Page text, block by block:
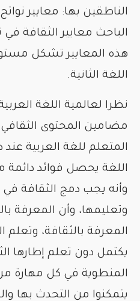
الناطقين بها: معايير
الباحث معايير الثقافة في
هذه المعايير تشكل
اللغة الثانية.
نظرا لعالمية اللغة
مضامين المحتوى الثقافي
المتعلم للغة العربية
اللغة يحصل فوائد دائمة
وأنه يجب دمج الثقافة
وتعليمها، وأن المعرفة
المعرفة بالثقافة، وتعلم
يكتمل دون تعلم إطارها
المنطوية في كل مهارة
يتمكنوا من التحدث بها